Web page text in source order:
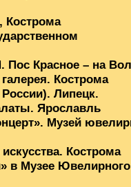
Кострома
Красное – на
Кострома
Липецк.
Ярославль
Музей
Кострома
в Музее Ювелирного